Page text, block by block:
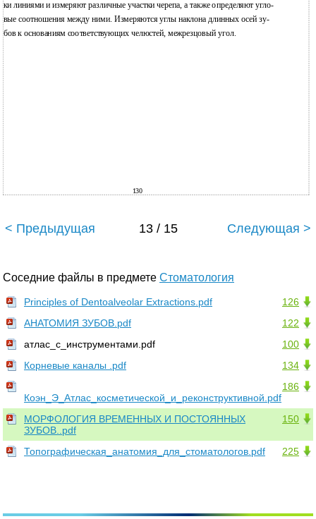
ки линиями и измеряют различные участки черепа, а также определяют угло-
вые соотношения между ними. Измеряются углы наклона длинных осей зу-
бов к основаниям соответствующих челюстей, межрезцовый угол.
130
< Предыдущая 13 / 15 Следующая >
Соседние файлы в предмете Стоматология
126
Principles of Dentoalveolar Extractions.pdf
122
АНАТОМИЯ ЗУБОВ.pdf
100
атлас_с_инструментами.pdf
134
Корневые каналы .pdf
186
Коэн_Э_Атлас_косметической_и_реконструктивной.pdf
150
МОРФОЛОГИЯ ВРЕМЕННЫХ И ПОСТОЯННЫХ
ЗУБОВ..pdf
225
Топографическая_анатомия_для_стоматологов.pdf